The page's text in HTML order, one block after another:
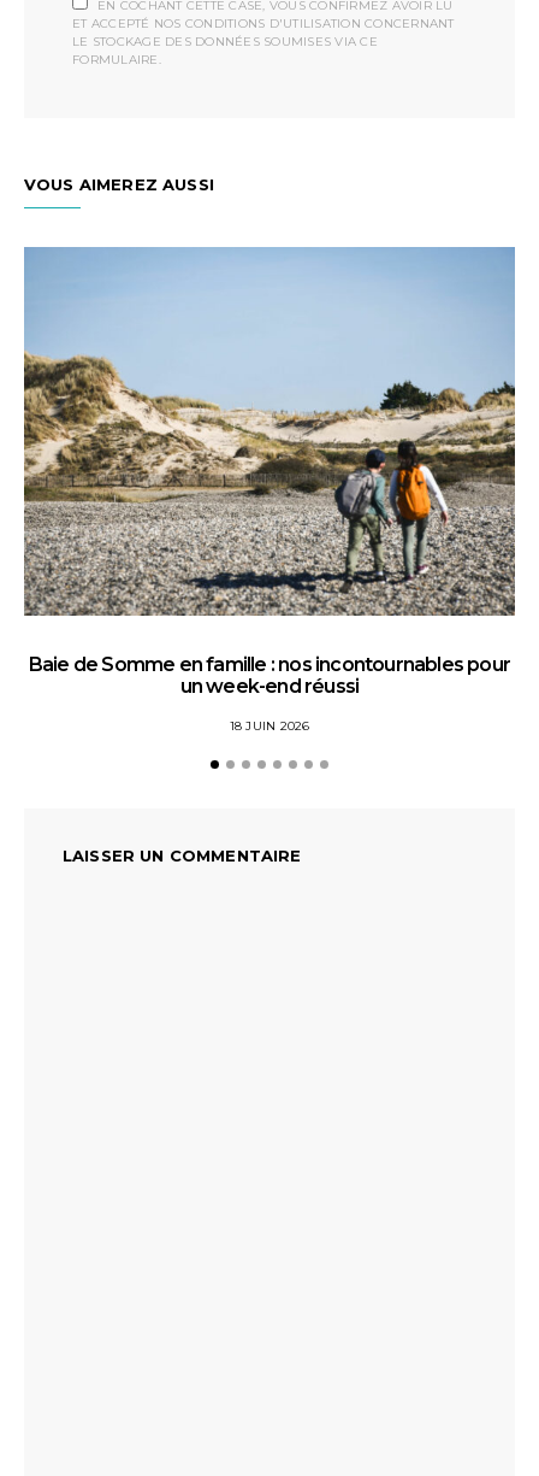
EN COCHANT CETTE CASE, VOUS CONFIRMEZ AVOIR LU
ET ACCEPTÉ NOS CONDITIONS D'UTILISATION CONCERNANT
LE STOCKAGE DES DONNÉES SOUMISES VIA CE
FORMULAIRE.
VOUS AIMEREZ AUSSI
Baie de Somme en famille : nos incontournables pour
un week-end réussi
18 JUIN 2026
LAISSER UN COMMENTAIRE